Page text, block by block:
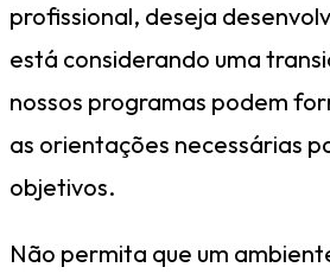
profissional, deseja
está considerando uma
nossos programas podem
as orientações necessárias
objetivos.
Não permita que um